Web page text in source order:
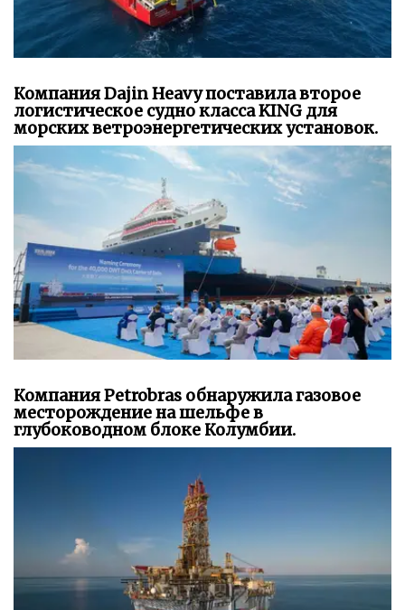
Компания Dajin Heavy поставила второе
логистическое судно класса KING для
морских ветроэнергетических установок.
Компания Petrobras обнаружила газовое
месторождение на шельфе в
глубоководном блоке Колумбии.